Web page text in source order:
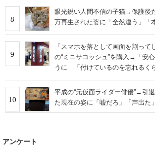
8
眼光鋭い人間不信の子猫→保護
万再生された姿に「全然違う」「
9
「スマホを落として画面を割って
の“ミニサコッシュ”を購入→「安
うに 「付けているのを忘れるく
10
平成の“元仮面ライダー俳優”→
た現在の姿に「嘘だろ」「声出た
アンケート